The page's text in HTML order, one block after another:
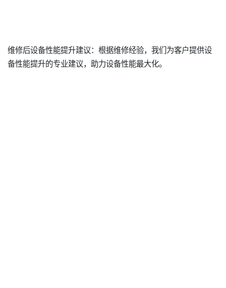
维修后设备性能提升建议：根据维修经验，我们为客户提供设
备性能提升的专业建议，助力设备性能最大化。